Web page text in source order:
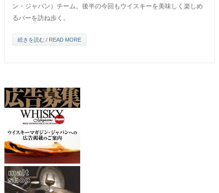
ン・ジャパン）チーム。後半の今回もウイスキーを美味しく楽しめ
るバーを訪ね歩く。
続きを読む / READ MORE